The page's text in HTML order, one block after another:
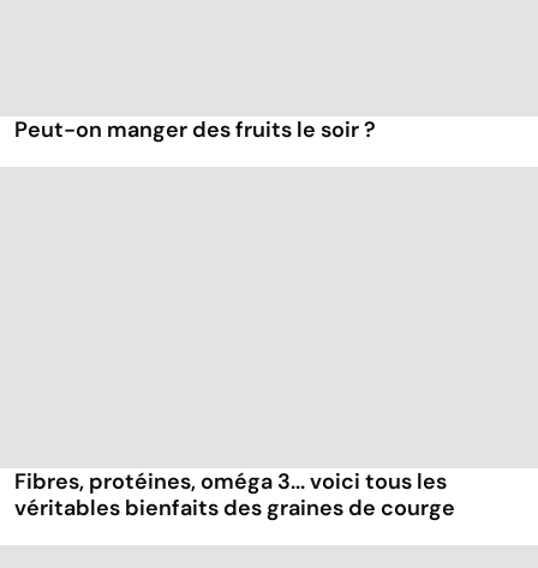
Peut-on manger des fruits le soir ?
Fibres, protéines, oméga 3... voici tous les
véritables bienfaits des graines de courge